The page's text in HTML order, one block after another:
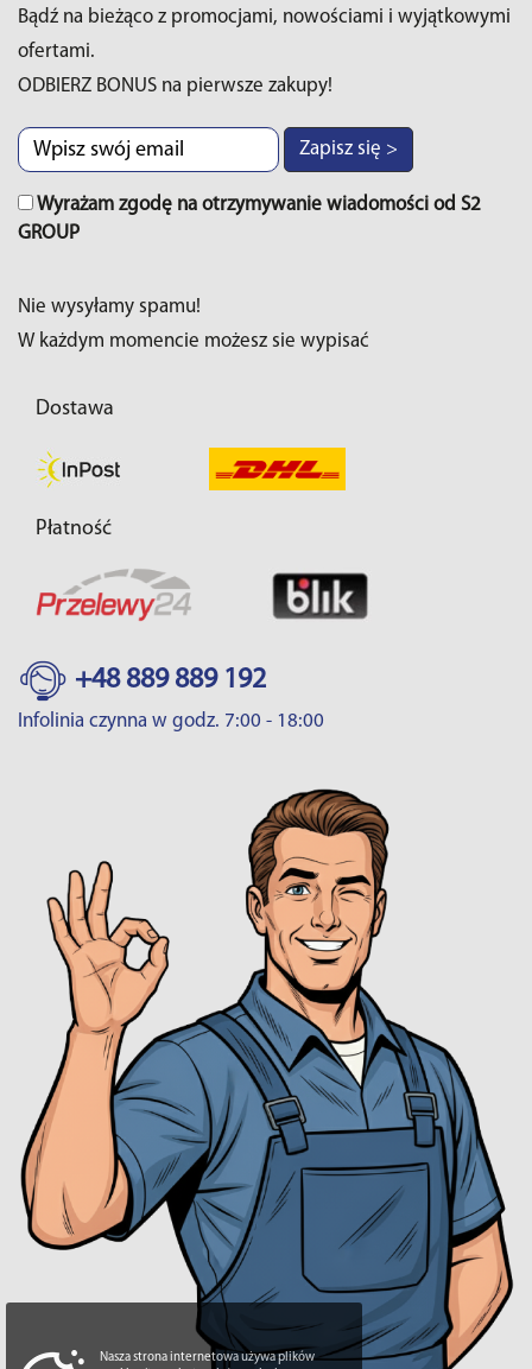
Bądź na bieżąco z promocjami, nowościami i wyjątkowymi
ofertami.
ODBIERZ BONUS na pierwsze zakupy!
Zapisz się >
Wyrażam zgodę na otrzymywanie wiadomości od S2
GROUP
Nie wysyłamy spamu!
W każdym momencie możesz sie wypisać
Dostawa
Płatność
+48 889 889 192
Infolinia czynna w godz. 7:00 - 18:00
Nasza strona internetowa używa plików